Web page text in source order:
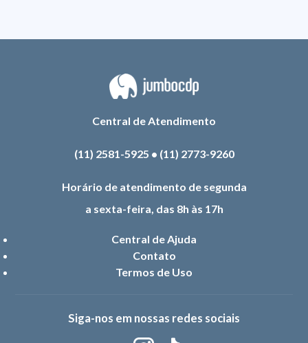
Central de Atendimento
(11) 2581-5925 • (11) 2773-9260
Horário de atendimento de segunda
a sexta-feira, das 8h às 17h
Central de Ajuda
Contato
Termos de Uso
Siga-nos em nossas redes sociais